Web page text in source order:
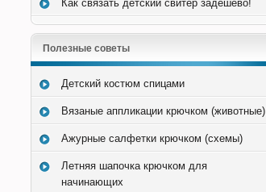
Как связать детский свитер задешево!
Полезные советы
Детский костюм спицами
Вязаные аппликации крючком (животные)
Ажурные салфетки крючком (схемы)
Летняя шапочка крючком для
начинающих